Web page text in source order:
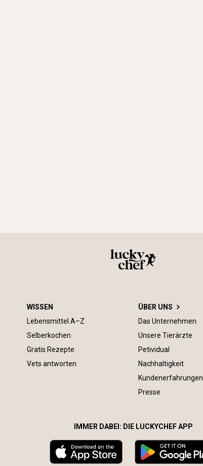
WISSEN
Lebensmittel A–Z
Selberkochen
Gratis Rezepte
Vets antworten
ÜBER UNS
Das Unternehmen
Unsere Tierärzte
Petividual
Nachhaltigkeit
Kundenerfahrungen
Presse
IMMER DABEI: DIE LUCKYCHEF APP